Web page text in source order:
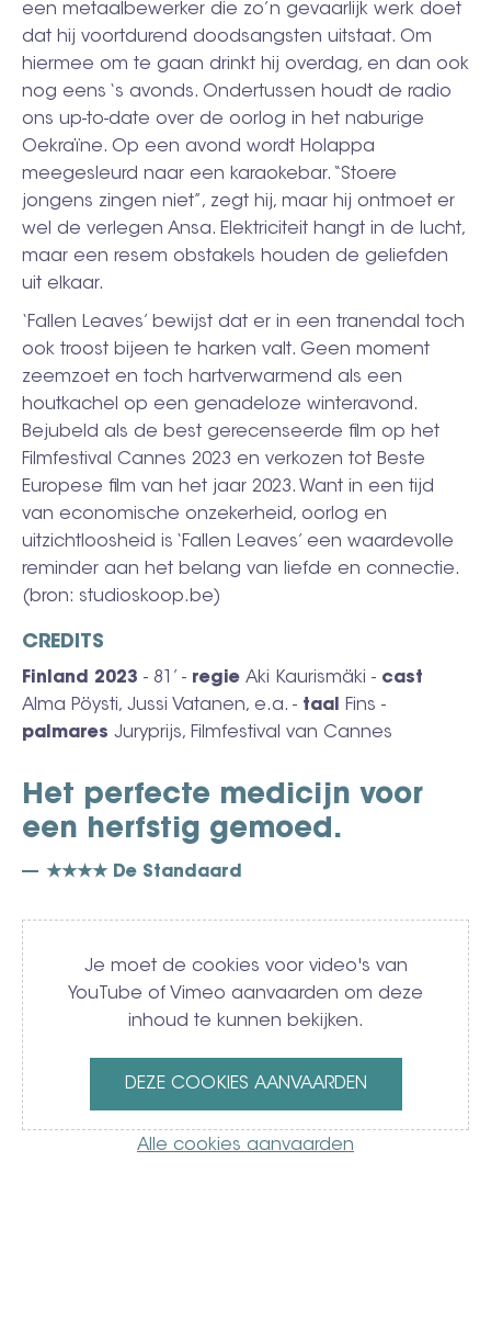
een metaalbewerker die zo’n gevaarlijk werk doet
dat hij voortdurend doodsangsten uitstaat. Om
hiermee om te gaan drinkt hij overdag, en dan ook
nog eens ‘s avonds. Ondertussen houdt de radio
ons up-to-date over de oorlog in het naburige
Oekraïne. Op een avond wordt Holappa
meegesleurd naar een karaokebar. “Stoere
jongens zingen niet”, zegt hij, maar hij ontmoet er
wel de verlegen Ansa. Elektriciteit hangt in de lucht,
maar een resem obstakels houden de geliefden
uit elkaar.
‘Fallen Leaves’ bewijst dat er in een tranendal toch
ook troost bijeen te harken valt. Geen moment
zeemzoet en toch hartverwarmend als een
houtkachel op een genadeloze winteravond.
Bejubeld als de best gerecenseerde film op het
Filmfestival Cannes 2023 en verkozen tot Beste
Europese film van het jaar 2023. Want in een tijd
van economische onzekerheid, oorlog en
uitzichtloosheid is ‘Fallen Leaves’ een waardevolle
reminder aan het belang van liefde en connectie.
(bron: studioskoop.be)
CREDITS
Finland 2023 - 81’ - regie Aki Kaurismäki - cast
Alma Pöysti, Jussi Vatanen, e.a. - taal
Fins -
palmares Juryprijs, Filmfestival van Cannes
Het perfecte medicijn voor
een herfstig gemoed.
★★★★ De Standaard
Video
Je moet de cookies voor video's van
YouTube of Vimeo aanvaarden om deze
inhoud te kunnen bekijken.
DEZE COOKIES AANVAARDEN
Alle cookies aanvaarden